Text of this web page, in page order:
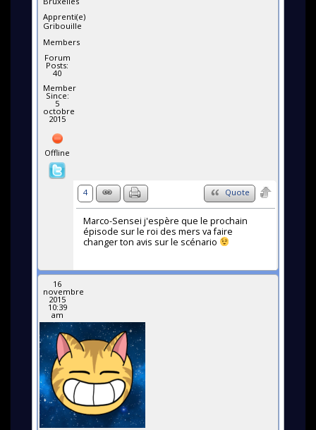
Apprenti(e)
Gribouille
Members
Forum
Posts:
40
Member
Since:
5
octobre
2015
Offline
4 Quote
Marco-Sensei j'espère que le prochain
épisode sur le roi des mers va faire
changer ton avis sur le scénario
16
novembre
2015
10:39
am